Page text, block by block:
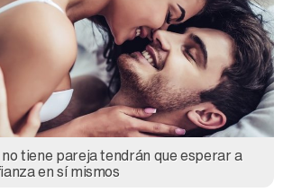
tiene pareja tendrán que esperar a
en sí mismos